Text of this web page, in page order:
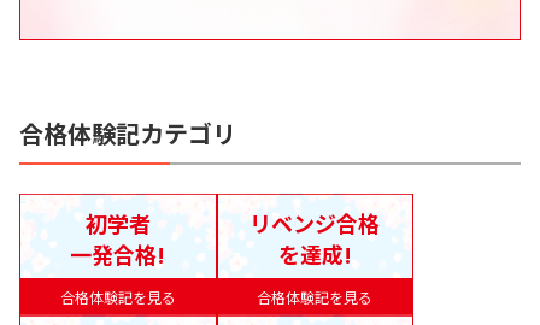
合格体験記カテゴリ
合格体験記を見る
初学者
一発合格!
合格体験記を見る
リベンジ合格
を達成!